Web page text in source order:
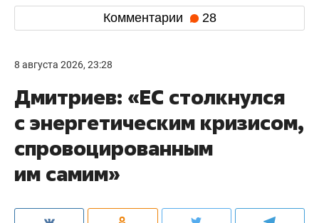
Комментарии 28
8 августа 2026, 23:28
Дмитриев: «ЕС столкнулся
с энергетическим кризисом,
спровоцированным
им самим»